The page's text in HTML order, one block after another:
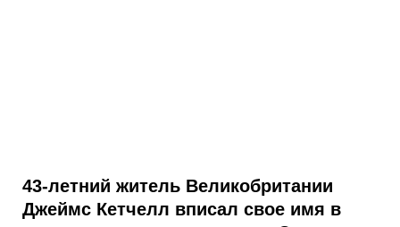
43-летний житель Великобритании
Джеймс Кетчелл вписал свое имя в